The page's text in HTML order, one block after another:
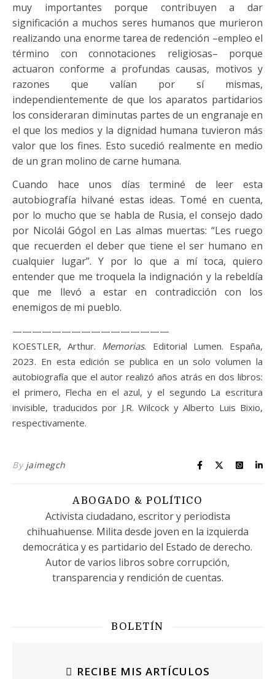
muy importantes porque contribuyen a dar
significación a muchos seres humanos que murieron
realizando una enorme tarea de redención –empleo el
término con connotaciones religiosas– porque
actuaron conforme a profundas causas, motivos y
razones que valían por sí mismas,
independientemente de que los aparatos partidarios
los consideraran diminutas partes de un engranaje en
el que los medios y la dignidad humana tuvieron más
valor que los fines. Esto sucedió realmente en medio
de un gran molino de carne humana.
Cuando hace unos días terminé de leer esta
autobiografía hilvané estas ideas. Tomé en cuenta,
por lo mucho que se habla de Rusia, el consejo dado
por Nicolái Gógol en Las almas muertas: “Les ruego
que recuerden el deber que tiene el ser humano en
cualquier lugar”. Y por lo que a mí toca, quiero
entender que me troquela la indignación y la rebeldía
que me llevó a estar en contradicción con los
enemigos de mi pueblo.
————————————————
KOESTLER, Arthur. Memorias. Editorial Lumen. España,
2023. En esta edición se publica en un solo volumen la
autobiografía que el autor realizó años atrás en dos libros:
el primero, Flecha en el azul, y el segundo La escritura
invisible, traducidos por J.R. Wilcock y Alberto Luis Bixio,
respectivamente.
By jaimegch
ABOGADO & POLÍTICO
Activista ciudadano, escritor y periodista
chihuahuense. Milita desde joven en la izquierda
democrática y es partidario del Estado de derecho.
Autor de varios libros sobre corrupción,
transparencia y rendición de cuentas.
BOLETÍN
RECIBE MIS ARTÍCULOS